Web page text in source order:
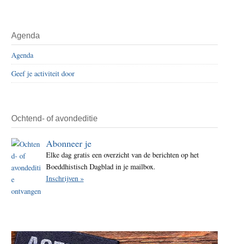
Agenda
Agenda
Geef je activiteit door
Ochtend- of avondeditie
Abonneer je
Elke dag gratis een overzicht van de berichten op het
Boeddhistisch Dagblad in je mailbox.
Inschrijven »